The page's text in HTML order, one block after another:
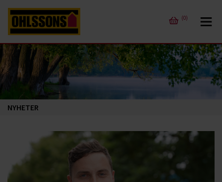
(0)
NYHETER